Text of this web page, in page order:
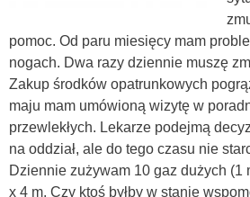
pomoc. Od paru miesięcy mam
nogach. Dwa razy dziennie muszę
Zakup środków opatrunkowych
maju mam umówioną wizytę w
przewlekłych. Lekarze podejmą
na oddział, ale do tego czasu nie
Dziennie zużywam 10 gaz dużych (1
x 4 m. Czy ktoś byłby w stanie